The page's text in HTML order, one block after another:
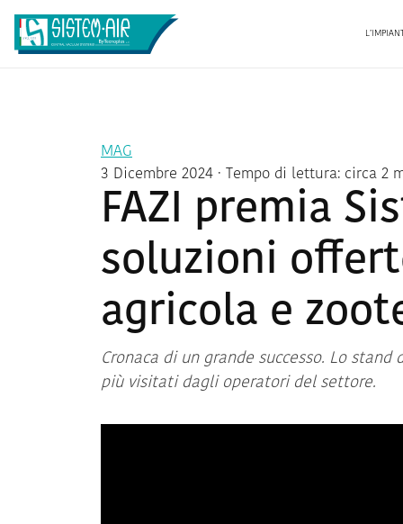
MAG
3 Dicembre 2024 · Tempo di lettura: circa 2
FAZI premia
soluzioni
agricola e
Cronaca di un grande successo. Lo
più visitati dagli operatori del settore.